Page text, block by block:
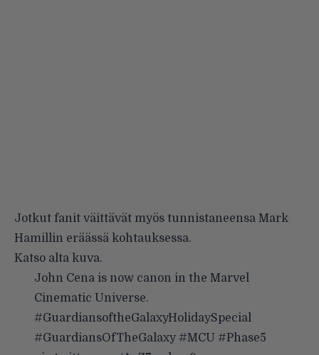
Jotkut fanit väittävät myös tunnistaneensa Mark
Hamillin eräässä kohtauksessa.
Katso alta kuva.
John Cena is now canon in the Marvel
Cinematic Universe.
#GuardiansoftheGalaxyHolidaySpecial
#GuardiansOfTheGalaxy #MCU #Phase5